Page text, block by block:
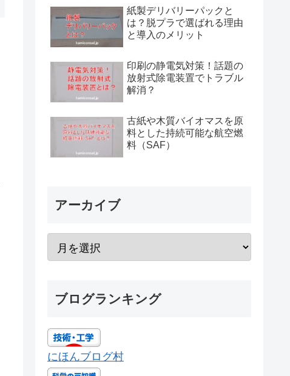
紙製デリバリーパックと
は？脱プラで選ばれる理由
と導入のメリット
印刷の静電気対策！話題の
放射式除電装置でトラブル
解消？
古紙や木質バイオマスを原
料とした持続可能な航空燃
料（SAF）
アーカイブ
ブログランキング
にほんブログ村